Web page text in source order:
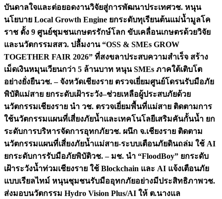
บันดาลใจและต่อยอดงานวิจัยสู่การพัฒนาประเทศวช. หนุน
นโยบาย Local Growth Engine ยกระดับทุเรียนต้นแม่น้ำมูลโค
ราช ตั้ง 9 ศูนย์ชุมชนเกษตรรักษ์โลก ขับเคลื่อนเกษตรด้วยวิจัย
และนวัตกรรมสสว. ปลื้มงาน “OSS & SMEs GROW
TOGETHER FAIR 2026” ที่สงขลาประสบความสำเร็จ สร้าง
เม็ดเงินหมุนเวียนกว่า 5 ล้านบาท หนุน SMEs ภาคใต้เติบโต
อย่างยั่งยืนวช. – จังหวัดเชียงราย ตรวจเยี่ยมศูนย์โดรนรับมือภัย
พิบัติแม่สาย ยกระดับเฝ้าระวัง–ช่วยเหลือผู้ประสบภัยด้วย
นวัตกรรมเชียงราย นำ วช. ตรวจเยี่ยมพื้นที่แม่สาย ติดตามการ
ใช้นวัตกรรมแผนที่เสี่ยงภัยน้ำและเทคโนโลยีเสริมคันกั้นน้ำ ยก
ระดับการบริหารจัดการอุทกภัยวช. ผนึก จ.เชียงราย ติดตาม
นวัตกรรมแผนที่เสี่ยงภัยน้ำแม่สาย-ระบบเตือนภัยดินถล่ม ใช้ AI
ยกระดับการรับมือภัยพิบัติวช. – มช. นำ “FloodBoy” ยกระดับ
เฝ้าระวังน้ำท่วมเชียงราย ใช้ Blockchain และ AI แจ้งเตือนภัย
แบบเรียลไทม์ หนุนชุมชนรับมืออุทกภัยอย่างมีประสิทธิภาพวช.
ส่งมอบนวัตกรรม Hydro Vision Plus/AI ให้ ต.นางแล